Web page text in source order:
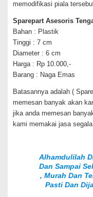
memodifikasi piala
Sparepart Asesoris
Bahan : Plastik
Tinggi : 7 cm
Diameter : 6 cm
Harga : Rp 10.000,-
Barang : Naga Emas
Batasannya adalah (
memesan banyak akan
jika anda memesan
kami memakai jasa
Alhamdulilah
Dan Sampai
, Murah Dan
Pasti Dan